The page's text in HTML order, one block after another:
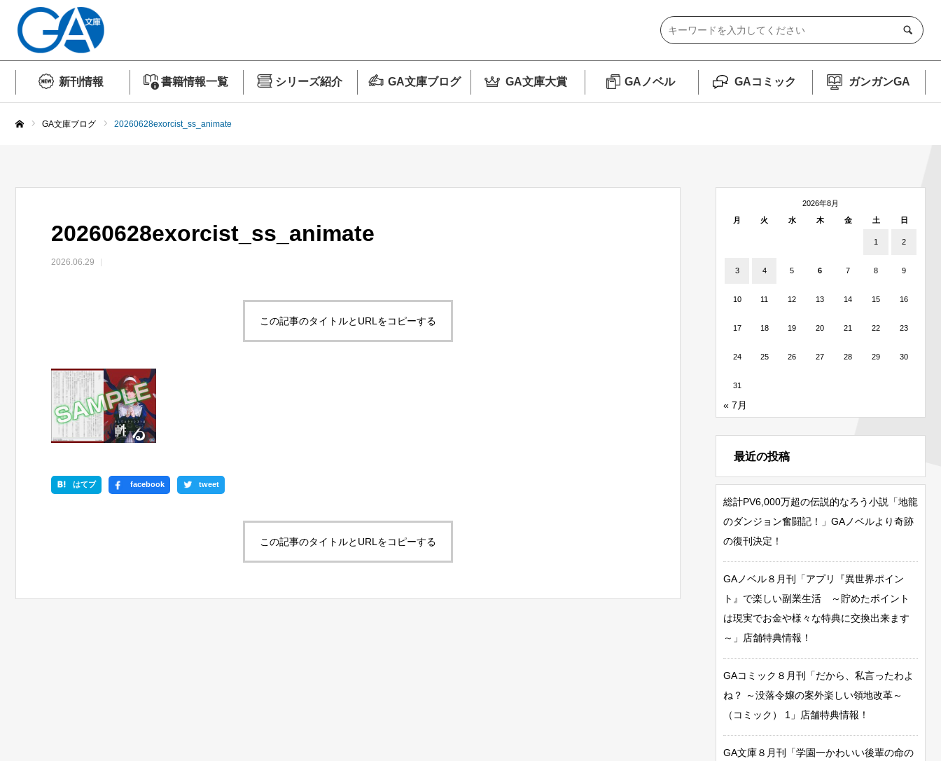
新刊情報 書籍情報一覧 シリーズ紹介 GA文庫ブログ GA文庫大賞 GAノベル GAコミック ガンガンGA
GA文庫ブログ 20260628exorcist_ss_animate
20260628exorcist_ss_animate
2026.06.29
この記事のタイトルとURLをコピーする
2026年8月
月
火 水 木 金 土 日
1 2
3 4 5 6 7 8 9
10 11 12 13 14 15 16
17 18 19 20 21 22 23
24 25 26 27 28 29 30
31
« 7月
最近の投稿
総計PV6,000万超の伝説的なろう小説「地龍
のダンジョン奮闘記！」GAノベルより奇跡
の復刊決定！
GAノベル８月刊「アプリ『異世界ポイン
ト』で楽しい副業生活 ～貯めたポイント
は現実でお金や様々な特典に交換出来ます
～」店舗特典情報！
GAコミック８月刊「だから、私言ったわよ
ね？ ～没落令嬢の案外楽しい領地改革～
（コミック） 1」店舗特典情報！
GA文庫８月刊「学園一かわいい後輩の命の